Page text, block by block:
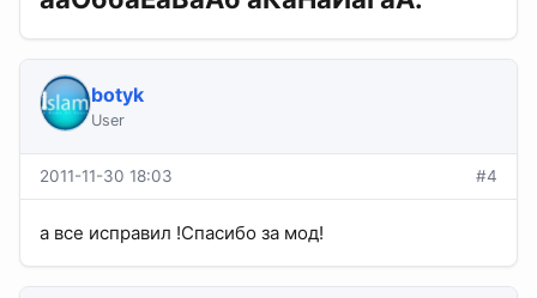
botyk
User
2011-11-30 18:03 #4
а все исправил !Спасибо за мод!